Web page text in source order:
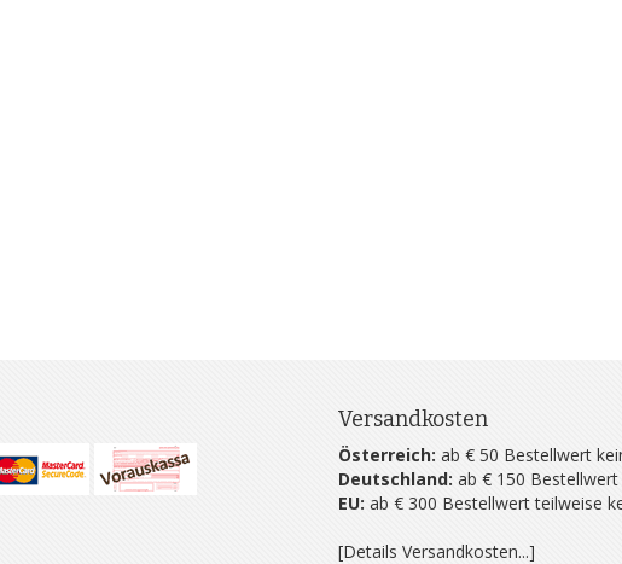
Versandkosten
Österreich: ab € 50 Bestellwert
Deutschland: ab € 150
EU: ab € 300 Bestellwert teilweise
[Details Versandkosten...]